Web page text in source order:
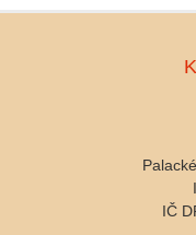
IČ